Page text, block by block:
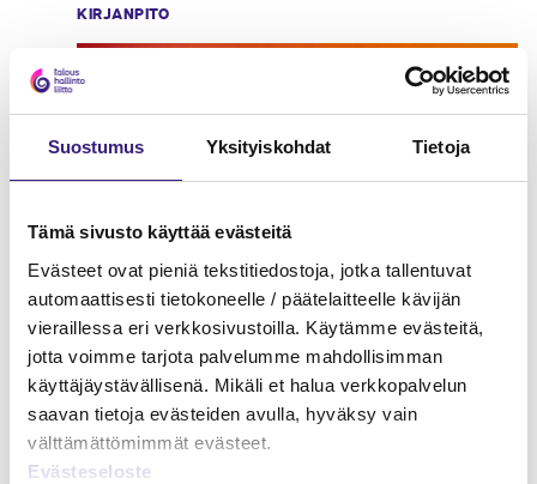
Suostumus Yksityiskohdat Tietoja
Tämä sivusto käyttää evästeitä
Evästeet ovat pieniä tekstitiedostoja, jotka tallentuvat
automaattisesti tietokoneelle / päätelaitteelle kävijän
vieraillessa eri verkkosivustoilla. Käytämme evästeitä,
jotta voimme tarjota palvelumme mahdollisimman
käyttäjäystävällisenä. Mikäli et halua verkkopalvelun
saavan tietoja evästeiden avulla, hyväksy vain
välttämättömimmät evästeet.
Evästeseloste
KIRJANPITO
Kirjanpitäjän top 10
KIRJANPITO